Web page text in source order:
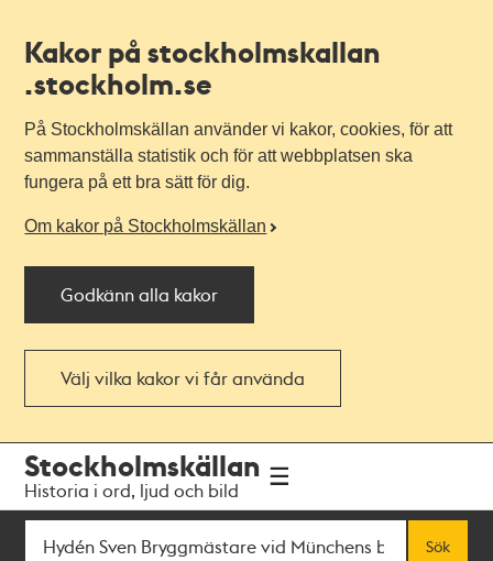
Kakor på stockholmskallan
.stockholm.se
På Stockholmskällan använder vi kakor, cookies, för att
sammanställa statistik och för att webbplatsen ska
fungera på ett bra sätt för dig.
Om kakor på Stockholmskällan
Godkänn alla kakor
Välj vilka kakor vi får använda
navigationen
huvudinnehållet
Stockholmskällan
Historia i ord, ljud och bild
Sök
Sök